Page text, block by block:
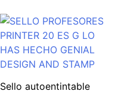
Sello autoentintable